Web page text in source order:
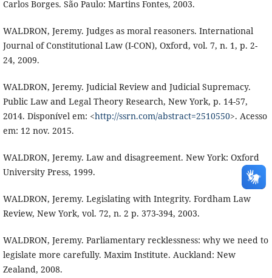
Carlos Borges. São Paulo: Martins Fontes, 2003.
WALDRON, Jeremy. Judges as moral reasoners. International
Journal of Constitutional Law (I-CON), Oxford, vol. 7, n. 1, p. 2-
24, 2009.
WALDRON, Jeremy. Judicial Review and Judicial Supremacy.
Public Law and Legal Theory Research, New York, p. 14-57,
2014. Disponível em: <http://ssrn.com/abstract=2510550>. Acesso
em: 12 nov. 2015.
WALDRON, Jeremy. Law and disagreement. New York: Oxford
University Press, 1999.
WALDRON, Jeremy. Legislating with Integrity. Fordham Law
Review, New York, vol. 72, n. 2 p. 373-394, 2003.
WALDRON, Jeremy. Parliamentary recklessness: why we need to
legislate more carefully. Maxim Institute. Auckland: New
Zealand, 2008.